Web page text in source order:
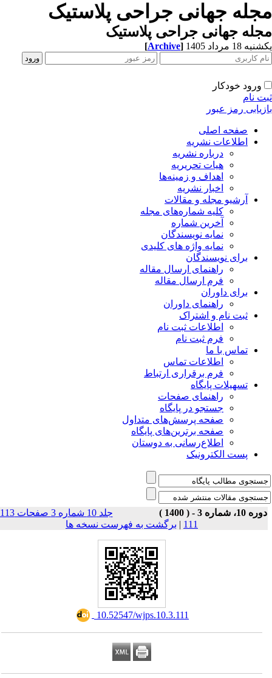
جهانی جراحی پلاستیک
جهانی جراحی پلاستیک
18 مرداد 1405 [Archive]
ورود خودکار
نام
رمز عبور
صفحه اصلی
اطلاعات نشریه
درباره نشریه
هیات تحریریه
اهداف و زمینه‌ها
اخبار نشریه
آرشیو مجله و مقالات
کلیه شماره‌های مجله
آخرین شماره
نمایه نویسندگان
نمایه واژه های کلیدی
برای نویسندگان
راهنمای ارسال مقاله
فرم ارسال مقاله
برای داوران
راهنمای داوران
ثبت نام و اشتراک
اطلاعات ثبت نام
فرم ثبت نام
تماس با ما
اطلاعات تماس
فرم برقراری ارتباط
تسهیلات پایگاه
راهنمای صفحات
جستجو در پایگاه
صفحه پرسش‌های متداول
صفحه برترین‌های پایگاه
اطلاع‌رسانی به دوستان
پست الکترونیک
10، شماره 3 - ( 1400 )
جلد 10 شماره 3 صفحات 113-
111
| برگشت به فهرست نسخه ها
‎ 10.52547/wjps.10.3.111